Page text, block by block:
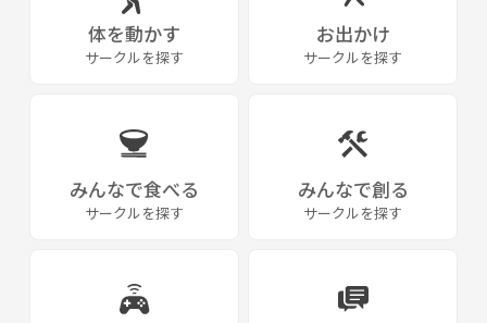
・駐車場無料（150分）
・屋内のため、雨天決行
・MLM（事業家集団環境含）に関する勧誘行為等は禁止します。
参加or見学希望の方は、
体を動かす
サークルを探す
お出かけ
サークルを探す
みんなで食べる
サークルを探す
みんなで創る
サークルを探す